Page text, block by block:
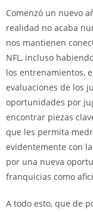
Comenzó un nuevo
realidad no acaba
nos mantienen
NFL, incluso
los entrenamientos,
evaluaciones de los
oportunidades por
encontrar piezas
que les permita
evidentemente con
por una nueva
franquicias como
A todo esto, que de